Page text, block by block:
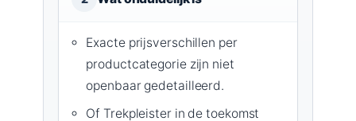
Exacte prijsverschillen per
productcategorie zijn niet
openbaar gedetailleerd.
Of Trekpleister in de toekomst